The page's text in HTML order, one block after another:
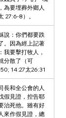
為要埋葬外鄉人
27:6-8）。
說：你們都要跌
。因為經上記著
我要擊打牧人，
分散了（可
14:27太26:31
長和全公會的人
假見證，控告耶
治死他。雖有好
來作假見證，總